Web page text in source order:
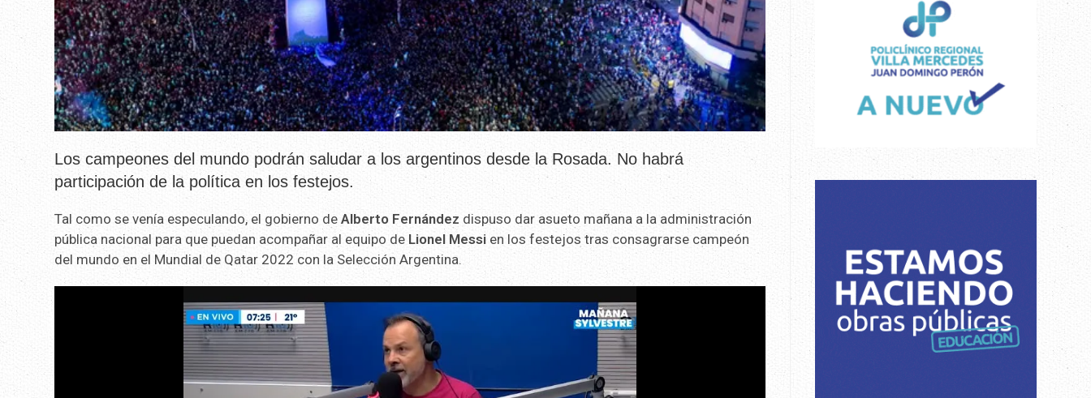
Los campeones del mundo podrán saludar a los argentinos desde la Rosada. No habrá
participación de la política en los festejos.
Tal como se venía especulando, el gobierno deAlberto Fernández dispuso dar asueto mañana a la administración
pública nacional para que puedan acompañar al equipo de Lionel Messi en los festejos tras consagrarse campeón
del mundo en el Mundial de Qatar 2022 con la Selección Argentina.